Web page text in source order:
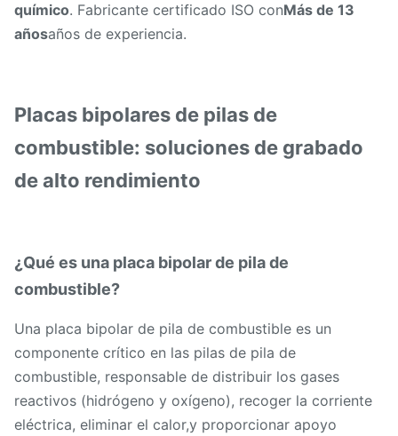
químico. Fabricante certificado ISO conMás de 13
añosaños de experiencia.
Placas bipolares de pilas de
combustible: soluciones de grabado
de alto rendimiento
¿Qué es una placa bipolar de pila de
combustible?
Una placa bipolar de pila de combustible es un
componente crítico en las pilas de pila de
combustible, responsable de distribuir los gases
reactivos (hidrógeno y oxígeno), recoger la corriente
eléctrica, eliminar el calor,y proporcionar apoyo